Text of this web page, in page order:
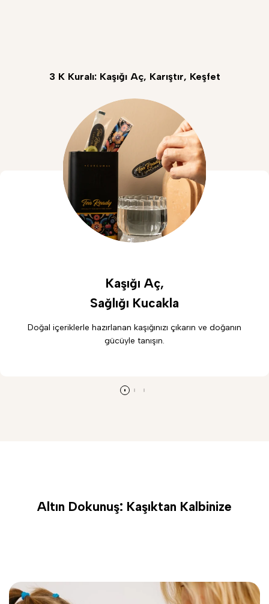
3 K Kuralı: Kaşığı Aç, Karıştır, Keşfet
Kaşığı Aç,
Sağlığı Kucakla
Doğal içeriklerle hazırlanan kaşığınızı çıkarın ve doğanın
gücüyle tanışın.
Altın Dokunuş: Kaşıktan Kalbinize